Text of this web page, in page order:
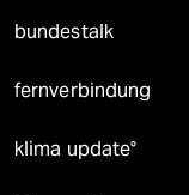
bundestalk
fernverbindung
klima update°